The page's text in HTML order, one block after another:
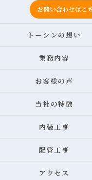
お問い合わせはこ
トーシンの想い
業務内容
お客様の声
当社の特徴
内装工事
配管工事
アクセス